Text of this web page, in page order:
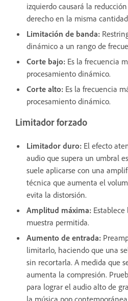
izquierdo causará la
derecho en la misma
Limitación de banda:
dinámico a un rango de
Corte bajo: Es la frecuencia
procesamiento dinámico.
Corte alto: Es la frecuencia
procesamiento dinámico.
Limitador forzado
Limitador duro: El efecto
audio que supera un umbral
suele aplicarse con una
técnica que aumenta el
evita la distorsión.
Amplitud máxima:
muestra permitida.
Aumento de entrada:
limitarlo, haciendo que una
sin recortarla. A medida que
aumenta la compresión.
para lograr el audio alto de
la música pop contemporánea.